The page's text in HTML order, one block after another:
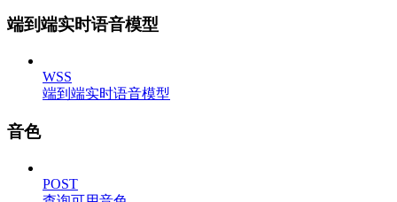
端到端实时语音模型
WSS
端到端实时语音模型
音色
POST